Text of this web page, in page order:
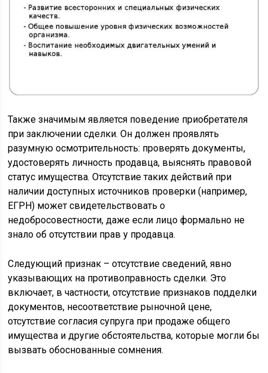
Также значимым является поведение приобретателя
при заключении сделки. Он должен проявлять
разумную осмотрительность: проверять документы,
удостоверять личность продавца, выяснять правовой
статус имущества. Отсутствие таких действий при
наличии доступных источников проверки (например,
ЕГРН) может свидетельствовать о
недобросовестности, даже если лицо формально не
знало об отсутствии прав у продавца.
Следующий признак – отсутствие сведений, явно
указывающих на противоправность сделки. Это
включает, в частности, отсутствие признаков подделки
документов, несоответствие рыночной цене,
отсутствие согласия супруга при продаже общего
имущества и другие обстоятельства, которые могли бы
вызвать обоснованные сомнения.